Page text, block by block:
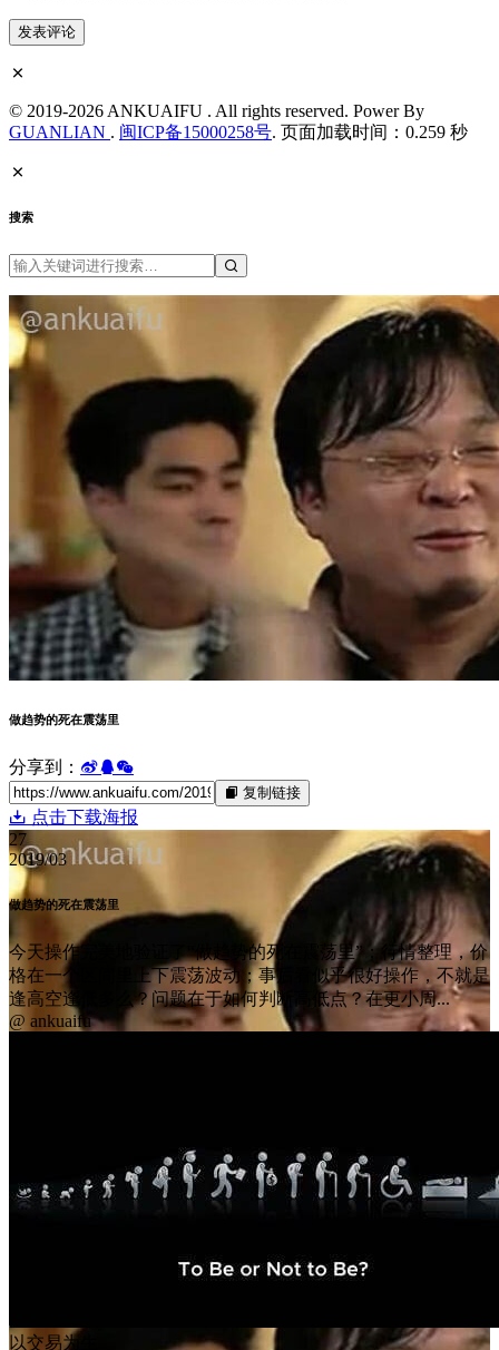
© 2019-2026 ANKUAIFU . All rights reserved. Power By
GUANLIAN . 闽ICP备15000258号. 页面加载时间：0.259 秒
搜索
做趋势的死在震荡里
分享到：
复制链接
点击下载海报
27
2019/03
做趋势的死在震荡里
今天操作完美地验证了“做趋势的死在震荡里”；行情整理，价
格在一个区间里上下震荡波动；事后看似乎很好操作，不就是
逢高空逢低多么？问题在于如何判断高低点？在更小周...
@ ankuaifu
以交易为生